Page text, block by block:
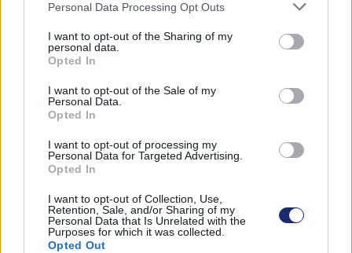
Please note that this website/app uses one or more Google
not limited to your visit or usage behaviour. You may click to
grant or deny consent to Google and its third-party tags to
use your data for below specified purposes in below Google
consent section.
Personal Data Processing Opt Outs
I want to opt-out of the Sharing of my
personal data.
Opted In
I want to opt-out of the Sale of my
Personal Data.
Opted In
I want to opt-out of processing my
Personal Data for Targeted Advertising.
Opted In
I want to opt-out of Collection, Use,
Retention, Sale, and/or Sharing of my
Personal Data that Is Unrelated with the
Purposes for which it was collected.
Opted Out
A járművezetők nyugalmát és az üzembiztonságot
tovább növeli a Terra Home és az ABB E-mobility közötti
tapasztalt csapat végezze a töltő gyors és hatékony
távoli szervizelését, míg a távoli firmware-frissítések
töltési funkciókkal rendelkezzenek.
#elektromos autó #elektromos hajtás
#töltés
#abb e-mobility